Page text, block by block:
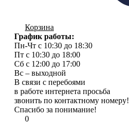
Корзина
График работы:
Пн-Чт с 10:30 до 18:30
Пт с 10:30 до 18:00
Сб с 12:00 до 17:00
Вс – выходной
В связи с перебоями
в работе интернета просьба
звонить по контактному номеру!
Спасибо за понимание!
0